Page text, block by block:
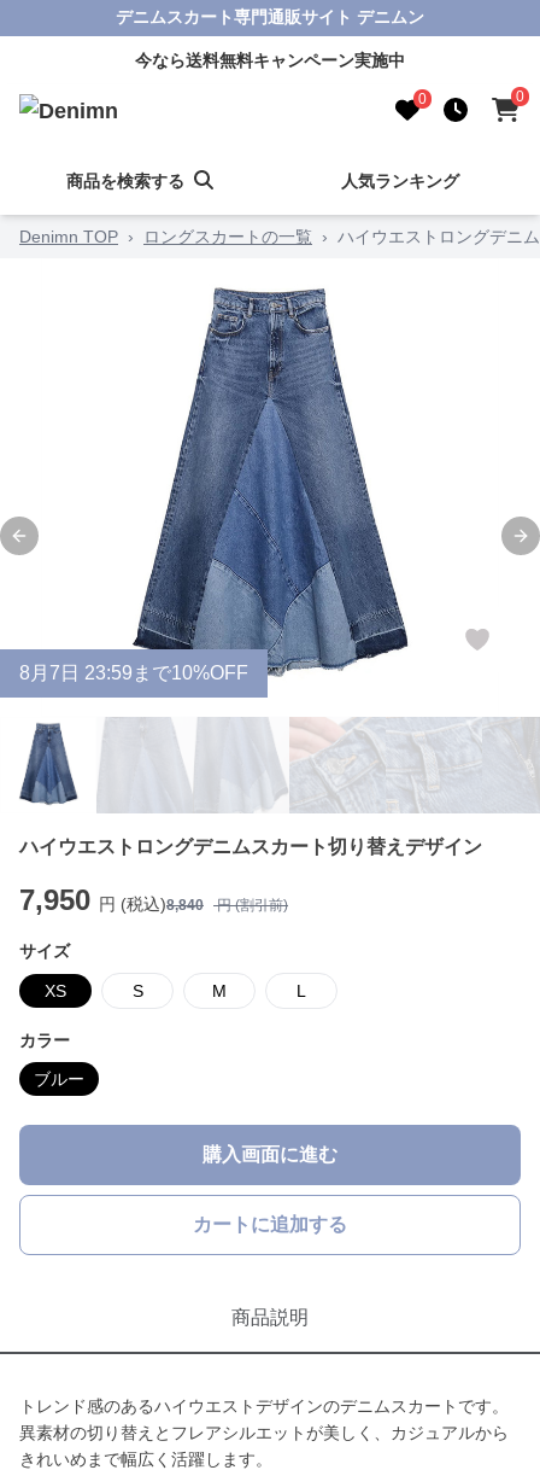
デニムスカート専門通販サイト デニムン
今なら送料無料キャンペーン実施中
0 0
商品を検索する 人気ランキング
Denimn TOP › ロングスカートの一覧 › ハイウエストロングデニ
Previous slide
8 月 7 日 23:59まで10%OFF
ハイウエストロングデニムスカート切り替えデザイン
7,950 円 (税込)8,840 円 (割引前)
サイズ
XS S M L
カラー
ブルー
購入画面に進む
カートに追加する
商品説明
トレンド感のあるハイウエストデザインのデニムスカートです。
異素材の切り替えとフレアシルエットが美しく、カジュアルから
きれいめまで幅広く活躍します。